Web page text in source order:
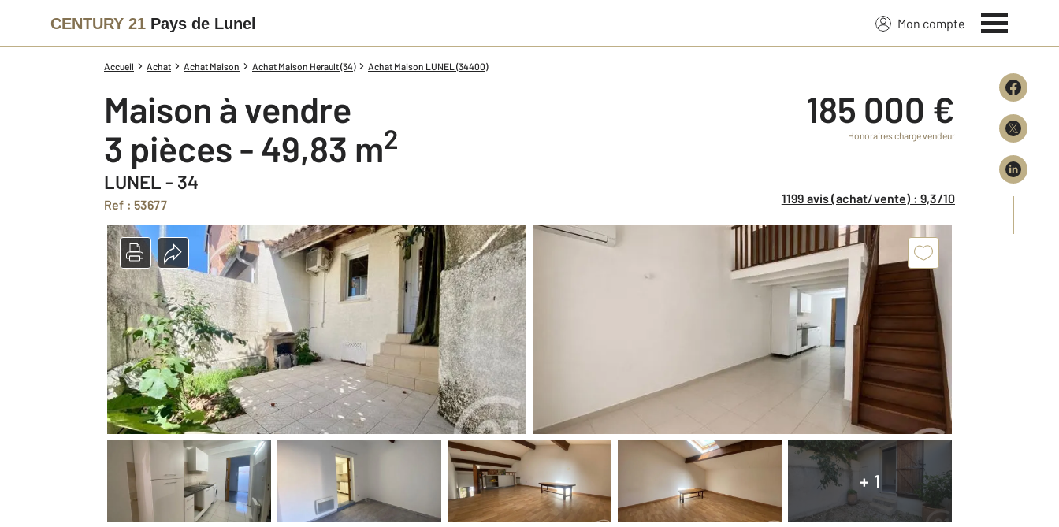
CENTURY 21 Pays de Lunel Mon compte
Accueil Achat Achat Maison Achat Maison Herault (34) Achat Maison LUNEL (34400)
Maison à vendre
3 pièces - 49,83 m2
LUNEL - 34
Ref : 53677
185 000 €
Honoraires charge vendeur
1199 avis (achat/vente) : 9,3/10
+ 1